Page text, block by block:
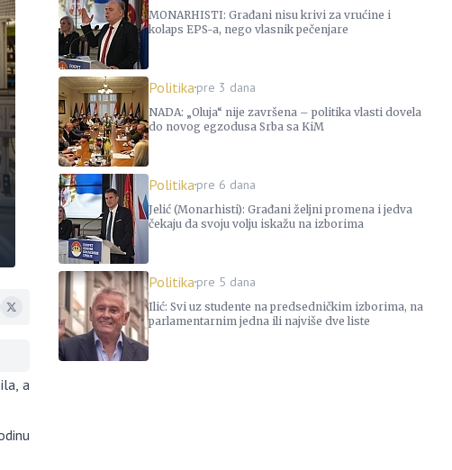
a
MONARHISTI: Građani nisu krivi za vrućine i
kolaps EPS-a, nego vlasnik pečenjare
Politikapre 3 dana
NADA: „Oluja“ nije završena – politika vlasti dovela
do novog egzodusa Srba sa KiM
Politikapre 6 dana
Jelić (Monarhisti): Građani željni promena i jedva
čekaju da svoju volju iskažu na izborima
Politikapre 5 dana
Ilić: Svi uz studente na predsedničkim izborima, na
parlamentarnim jedna ili najviše dve liste